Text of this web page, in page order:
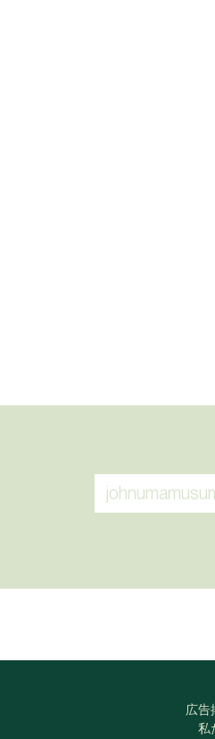
広告
私